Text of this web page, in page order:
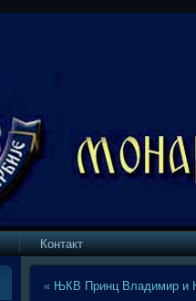
Контакт
« ЊКВ Принц Владимир и